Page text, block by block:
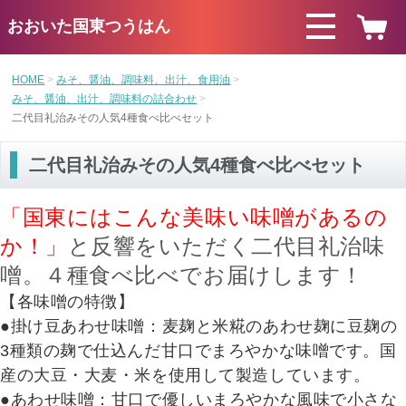
おおいた国東つうはん
HOME
みそ、醤油、調味料、出汁、食用油
みそ、醤油、出汁、調味料の詰合わせ
二代目礼治みその人気4種食べ比べセット
二代目礼治みその人気4種食べ比べセット
「国東にはこんな美味い味噌があるの
か！」
と反響をいただく二代目礼治味
噌。４種食べ比べでお届けします！
【各味噌の特徴】
●掛け豆あわせ味噌： 麦麹と米糀のあわせ麹に豆麹の
3種類の麹で仕込んだ甘口でまろやかな味噌です。国
産の大豆・大麦・米を使用して製造しています。
●あわせ味噌：甘口で優しいまろやかな風味で小さな